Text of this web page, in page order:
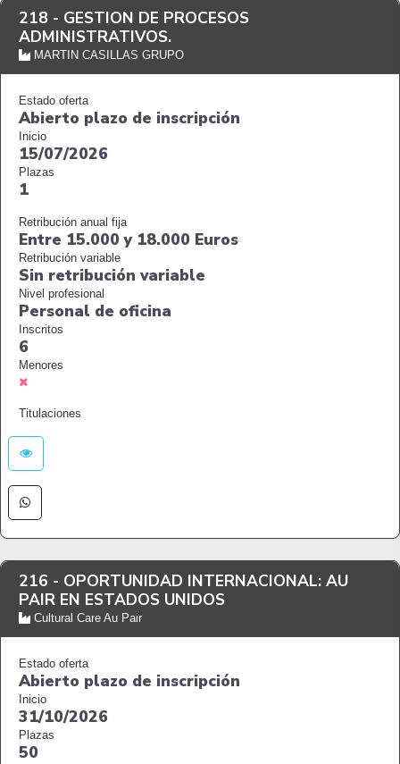
218 - GESTION DE PROCESOS
ADMINISTRATIVOS.
MARTIN CASILLAS GRUPO
Estado oferta
Abierto plazo de inscripción
Inicio
15/07/2026
Plazas
1
Retribución anual fija
Entre 15.000 y 18.000 Euros
Retribución variable
Sin retribución variable
Nivel profesional
Personal de oficina
Inscritos
6
Menores
Titulaciones
216 - OPORTUNIDAD INTERNACIONAL: AU
PAIR EN ESTADOS UNIDOS
Cultural Care Au Pair
Estado oferta
Abierto plazo de inscripción
Inicio
31/10/2026
Plazas
50